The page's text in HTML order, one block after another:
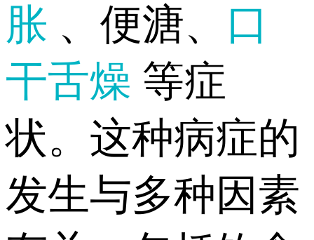
胀 、便溏、 口
干舌燥 等症
状。这种病症的
发生与多种因素